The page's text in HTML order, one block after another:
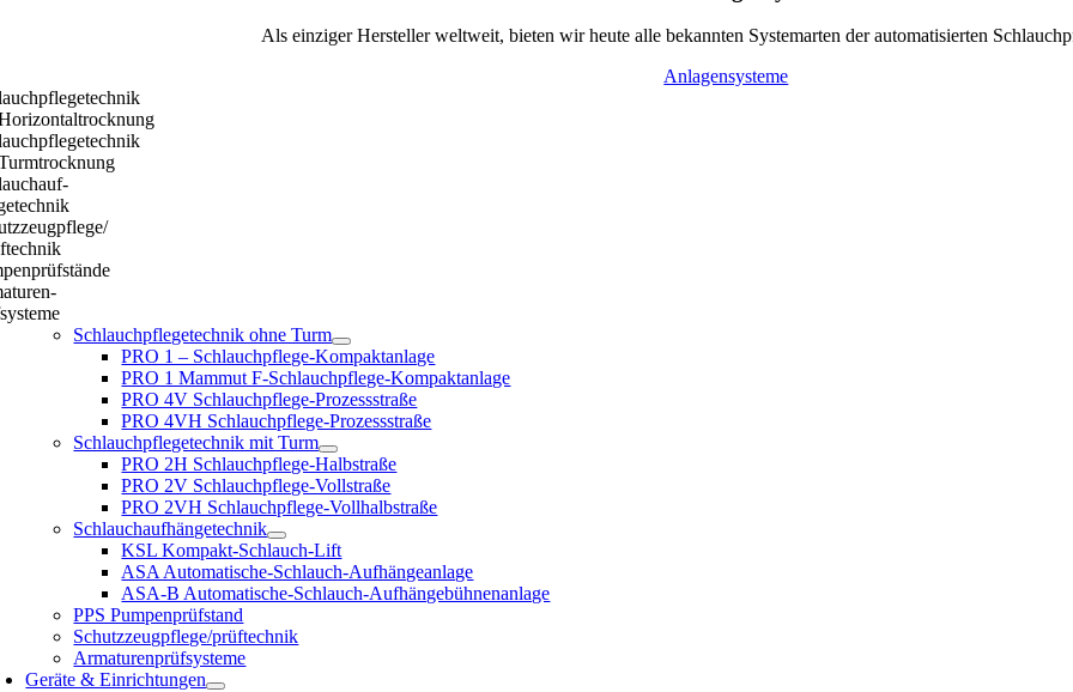
Als einziger Hersteller weltweit, bieten wir heute alle bekannten Systemarten der automatisierten
Anlagensysteme
Schlauchpflegetechnik ohne Turm
PRO 1 – Schlauchpflege-Kompaktanlage
PRO 1 Mammut F-Schlauchpflege-Kompaktanlage
PRO 4V Schlauchpflege-Prozessstraße
PRO 4VH Schlauchpflege-Prozessstraße
Schlauchpflegetechnik mit Turm
PRO 2H Schlauchpflege-Halbstraße
PRO 2V Schlauchpflege-Vollstraße
PRO 2VH Schlauchpflege-Vollhalbstraße
Schlauchaufhängetechnik
KSL Kompakt-Schlauch-Lift
ASA Automatische-Schlauch-Aufhängeanlage
ASA-B Automatische-Schlauch-Aufhängebühnenanlage
PPS Pumpenprüfstand
Schutzzeugpflege/prüftechnik
Armaturenprüfsysteme
Geräte & Einrichtungen